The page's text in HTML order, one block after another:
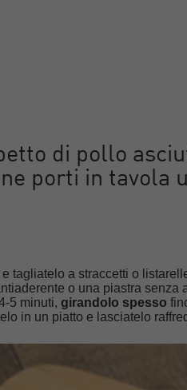
di pollo
porti in tavola
tagliatelo a straccetti o
o una piastra senza
5 minuti,girandolo spesso
in un piatto e lasciatelo